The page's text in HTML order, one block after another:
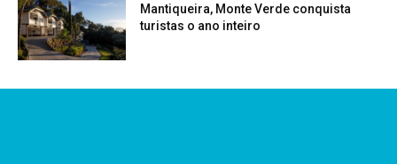
Mantiqueira, Monte Verde conquista
turistas o ano inteiro